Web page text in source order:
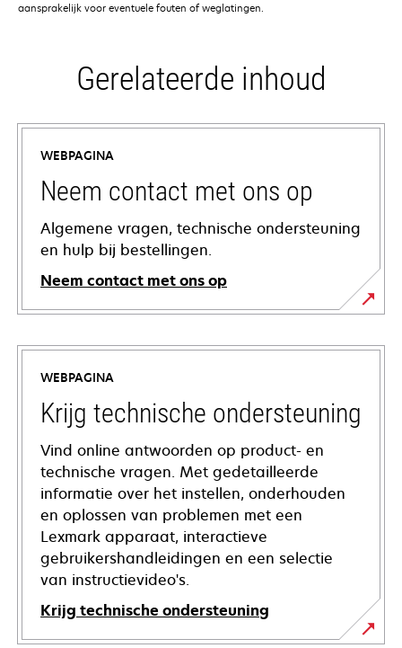
aansprakelijk voor eventuele fouten of weglatingen.
Gerelateerde inhoud
WEBPAGINA
Neem contact met ons op
Algemene vragen, technische ondersteuning
en hulp bij bestellingen.
Neem contact met ons op
WEBPAGINA
Krijg technische ondersteuning
Vind online antwoorden op product- en
technische vragen. Met gedetailleerde
informatie over het instellen, onderhouden
en oplossen van problemen met een
Lexmark apparaat, interactieve
gebruikershandleidingen en een selectie
van instructievideo's.
Krijg technische ondersteuning